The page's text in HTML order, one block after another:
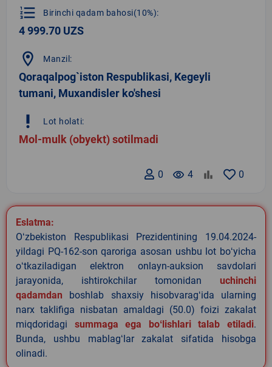
format_list_numbered Birinchi qadam bahosi(10%):
4 999.70 UZS
location_on Manzil:
Qoraqalpog`iston Respublikasi, Kegeyli
tumani, Muxandisler ko'shesi
priority_high Lot holati:
Mol-mulk (obyekt) sotilmadi
0
remove_red_eye 4
0
Eslatma:
Oʻzbekiston Respublikasi Prezidentining 19.04.2024-
yildagi PQ-162-son qaroriga asosan ushbu lot boʻyicha
oʻtkaziladigan elektron onlayn-auksion savdolari
jarayonida, ishtirokchilar tomonidan uchinchi
qadamdan boshlab shaxsiy hisobvaragʻida ularning
narx taklifiga nisbatan amaldagi (50.0) foizi zakalat
miqdoridagi summaga ega boʻlishlari talab etiladi.
Bunda, ushbu mablagʻlar zakalat sifatida hisobga
olinadi.